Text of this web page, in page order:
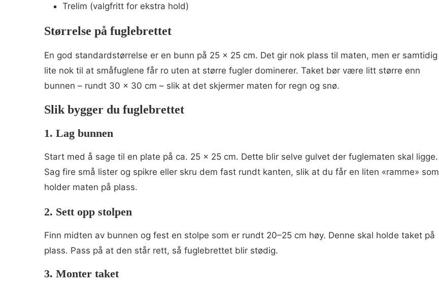
Trelim (valgfritt for ekstra hold)
Størrelse på fuglebrettet
En god standardstørrelse er en bunn på 25 x 25 cm. Det gir nok plass til maten, men er samtidig
lite nok til at småfuglene får ro uten at større fugler dominerer. Taket bør være litt større enn
bunnen – rundt 30 x 30 cm – slik at det skjermer maten for regn og snø.
Slik bygger du fuglebrettet
1. Lag bunnen
Start med å sage til en plate på ca. 25 x 25 cm. Dette blir selve gulvet der fuglematen skal ligge.
Sag fire små lister og spikre eller skru dem fast rundt kanten, slik at du får en liten «ramme» som
holder maten på plass.
2. Sett opp stolpen
Finn midten av bunnen og fest en stolpe som er rundt 20–25 cm høy. Denne skal holde taket på
plass. Pass på at den står rett, så fuglebrettet blir stødig.
3. Monter taket